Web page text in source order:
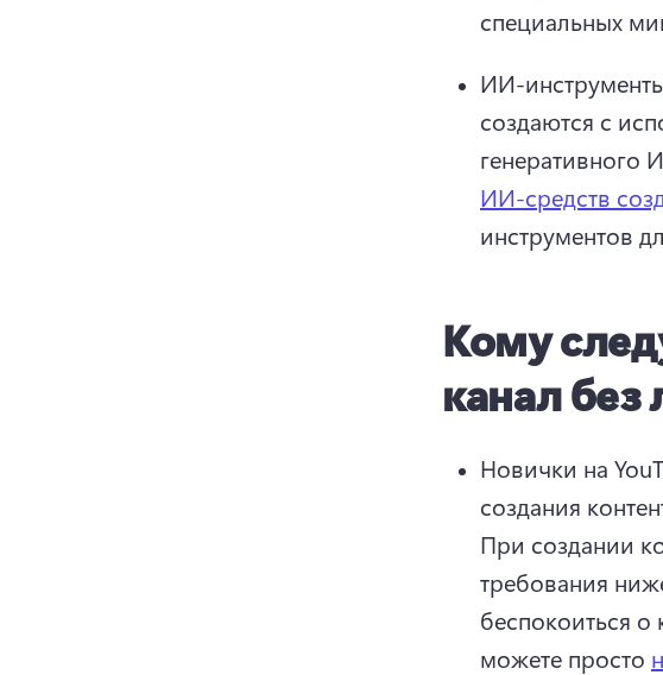
специальных
ИИ-
создаются с
генеративного
ИИ-средств
инструментов
Кому
канал без
Новички на
При создании
требования
беспокоиться
можете просто